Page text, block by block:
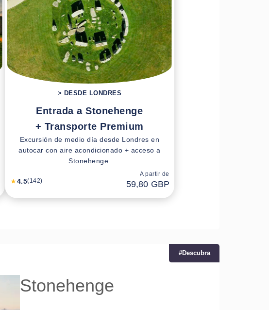
> DESDE LONDRES
Entrada a Stonehenge
+ Transporte Premium
Excursión de medio día desde Londres en
autocar con aire acondicionado + acceso a
Stonehenge.
4.5(142)
A partir de
59,80 GBP
#Descubra
Stonehenge